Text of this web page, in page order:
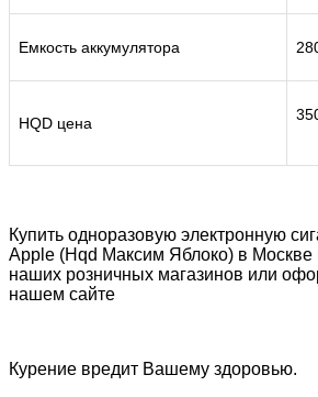
Емкость аккумулятора
HQD цена
Купить одноразовую электронную
Apple (Hqd Максим Яблоко) в Москве
наших розничных магазинов или
нашем сайте
Курение вредит Вашему здоровью.